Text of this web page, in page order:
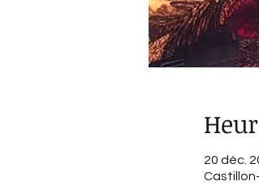
20 déc.